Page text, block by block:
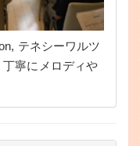
テネシーワルツ
寧にメロディや